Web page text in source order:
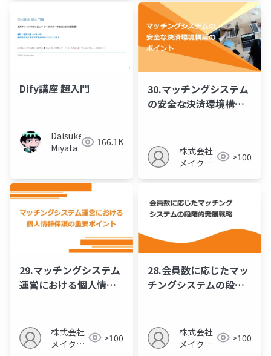
Dify講座 超入門
Daisuke
Miyata
166.1K
30.マッチングシステム
の安全な決済環境構築
株式会社
メイクア
>100
29.マッチングシステム
運営における個人情報
株式会社
メイクア
>100
28.会員数に応じたマッ
チングシステムの段階
株式会社
メイクア
>100